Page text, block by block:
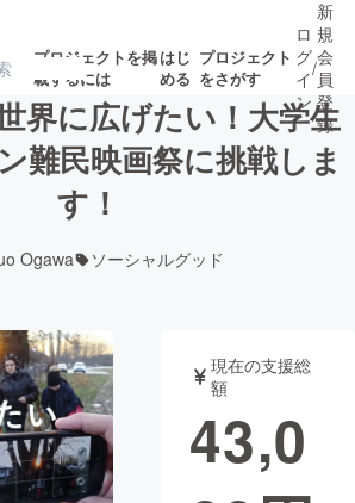
プロジェクトを掲
載するには
はじ
める
プロジェクト
をさがす
注目の新着プロ
ー・ガジェット
画 書籍・雑誌
ロ
グ
イ
ン
/
新
規
会
員
登
録
界に広げたい！大学生
難民映画祭に挑戦しま
す！
Ogawa ソーシャルグッド
現在の支援総
額
43,0